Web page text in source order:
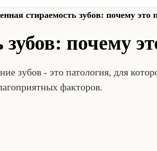
стираемость зубов: почему это
почему
зубов - это патология, для
факторов.